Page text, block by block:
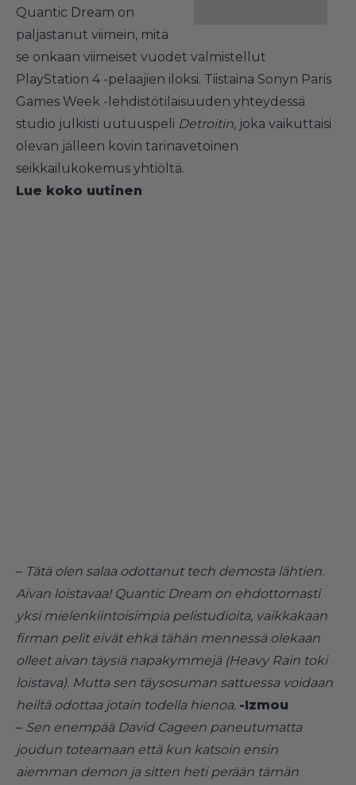
Quantic Dream on
paljastanut viimein, mitä
se onkaan viimeiset vuodet valmistellut
PlayStation 4 -pelaajien iloksi. Tiistaina Sonyn Paris
Games Week -lehdistötilaisuuden yhteydessä
studio julkisti uutuuspeli Detroitin, joka vaikuttaisi
olevan jälleen kovin tarinavetoinen
seikkailukokemus yhtiöltä.
Lue koko uutinen
– Tätä olen salaa odottanut tech demosta lähtien.
Aivan loistavaa! Quantic Dream on ehdottomasti
yksi mielenkiintoisimpia pelistudioita, vaikkakaan
firman pelit eivät ehkä tähän mennessä olekaan
olleet aivan täysiä napakymmejä (Heavy Rain toki
loistava). Mutta sen täysosuman sattuessa voidaan
heiltä odottaa jotain todella hienoa. -Izmou
– Sen enempää David Cageen paneutumatta
joudun toteamaan että kun katsoin ensin
aiemman demon ja sitten heti perään tämän